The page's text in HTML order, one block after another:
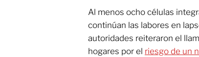
Al menos ocho células
continúan las labores en
autoridades reiteraron el
hogares por el riesgo de un